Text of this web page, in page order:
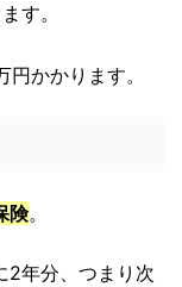
す。
かかります。
険。
2年分、つまり次